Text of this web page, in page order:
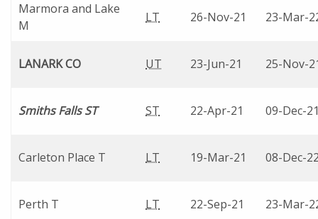
Marmora and Lake
M
LT 26-Nov-21 23-Mar-
LANARK CO UT 23-Jun-21 25-Nov-
Smiths Falls ST ST 22-Apr-21 09-Dec-
Carleton Place T LT 19-Mar-21 08-Dec-
Perth T LT 22-Sep-21 23-Mar-